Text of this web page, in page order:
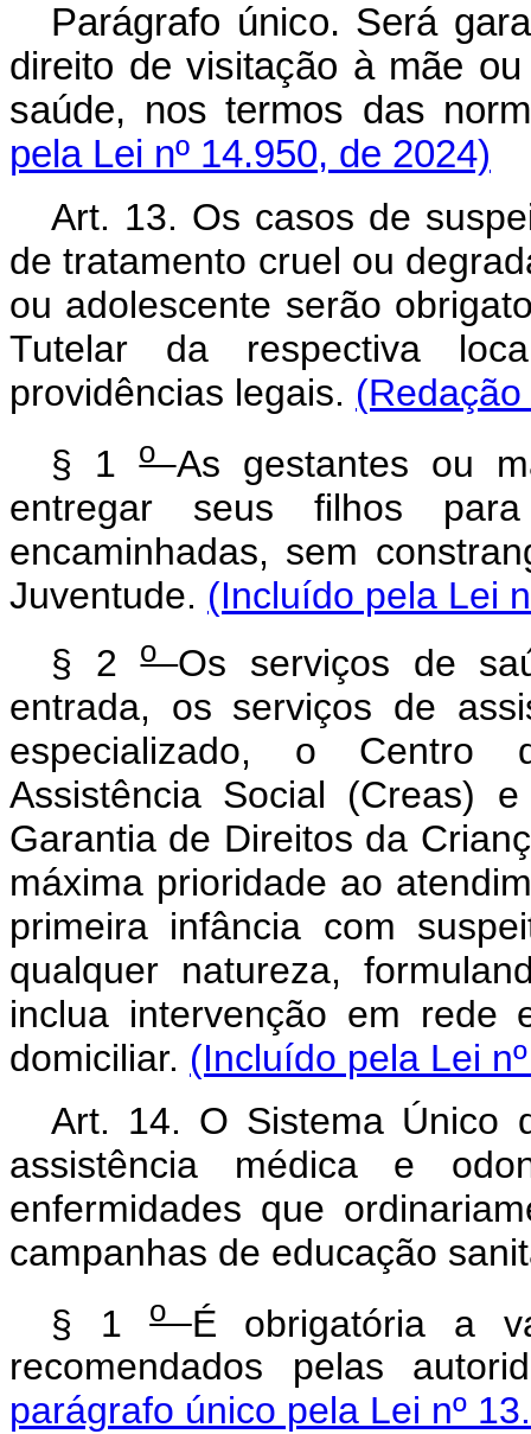
Parágrafo único. Será
direito de visitação à mãe
saúde, nos termos das
pela Lei nº 14.950, de 2024)
Art. 13. Os casos de
de tratamento cruel ou
ou adolescente serão
Tutelar da respectiva
providências legais.
§ 1o As gestantes ou
entregar seus filhos para
encaminhadas, sem
Juventude. (Incluído pela Lei
§ 2o Os serviços de
entrada, os serviços de
especializado, o Centro
Assistência Social (Creas)
Garantia de Direitos da
máxima prioridade ao
primeira infância com
qualquer natureza,
inclua intervenção em rede
domiciliar. (Incluído pela Lei
Art. 14. O Sistema Único
assistência médica e
enfermidades que
campanhas de educação
§ 1o É obrigatória a
recomendados pelas
parágrafo único pela Lei nº